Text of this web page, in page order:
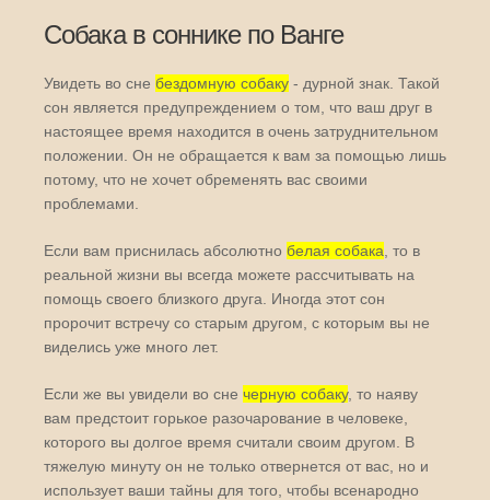
Собака в соннике по Ванге
Увидеть во сне бездомную собаку - дурной знак. Такой
сон является предупреждением о том, что ваш друг в
настоящее время находится в очень затруднительном
положении. Он не обращается к вам за помощью лишь
потому, что не хочет обременять вас своими
проблемами.
Если вам приснилась абсолютно белая собака , то в
реальной жизни вы всегда можете рассчитывать на
помощь своего близкого друга. Иногда этот сон
пророчит встречу со старым другом, с которым вы не
виделись уже много лет.
Если же вы увидели во сне черную собаку, то наяву
вам предстоит горькое разочарование в человеке,
которого вы долгое время считали своим другом. В
тяжелую минуту он не только отвернется от вас, но и
использует ваши тайны для того, чтобы всенародно